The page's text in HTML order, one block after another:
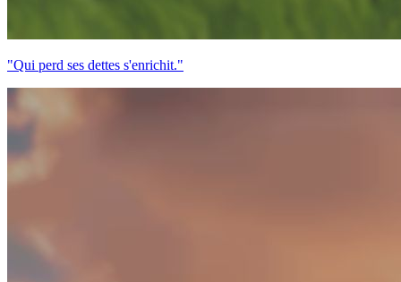
"Qui perd ses dettes s'enrichit."